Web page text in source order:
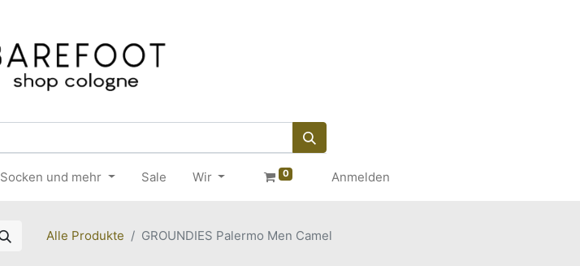
Socken und mehr Sale Wir 0 Anmelden
Alle Produkte GROUNDIES Palermo Men Camel